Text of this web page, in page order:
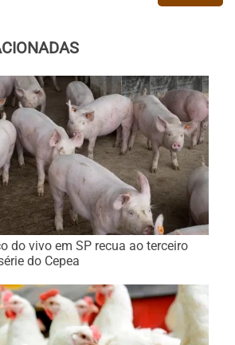
do vivo em SP recua ao terceiro
do Cepea